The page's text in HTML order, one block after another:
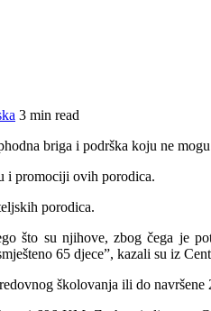
3 min read
briga i podrška koju ne
i promociji ovih porodica.
porodica.
su njihove, zbog čega je
65 djece”, kazali su iz
školovanja ili do navršene